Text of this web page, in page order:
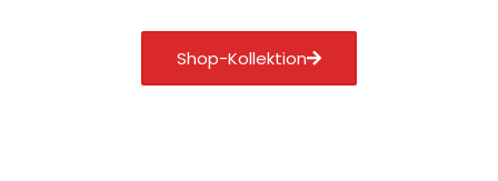
Shop-Kollektion